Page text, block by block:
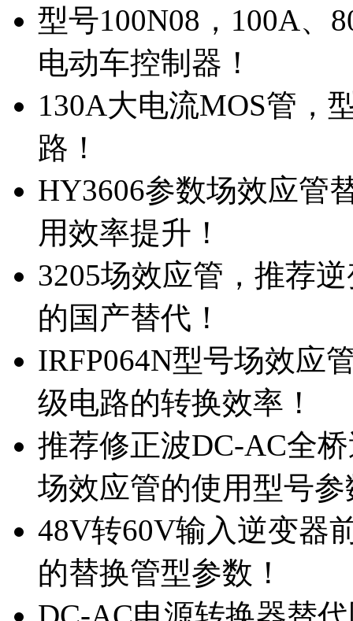
型号100N08，100A、
电动车控制器！
130A大电流MOS管，
路！
HY3606参数场效应管
用效率提升！
3205场效应管，推荐
的国产替代！
IRFP064N型号场效应
级电路的转换效率！
推荐修正波DC-AC全
场效应管的使用型号参
48V转60V输入逆变器
的替换管型参数！